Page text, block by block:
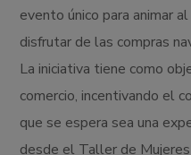
evento único para animar
disfrutar de las compras
La iniciativa tiene como
comercio, incentivando el
que se espera sea una
desde el Taller de